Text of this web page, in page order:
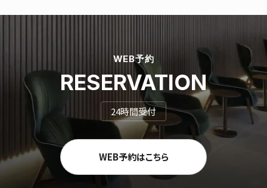
WEB予約
RESERVATION
24時間受付
WEB予約はこちら